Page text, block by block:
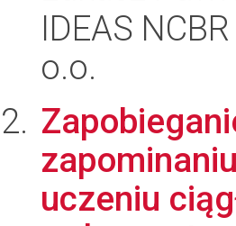
IDEAS
o.o.
uczeniu